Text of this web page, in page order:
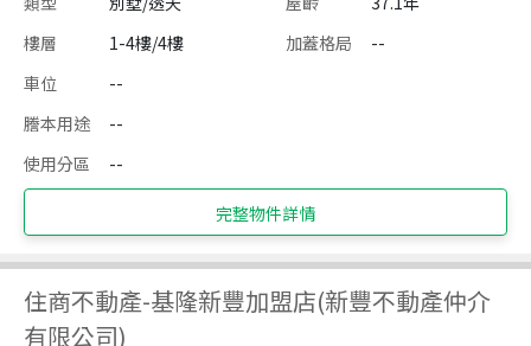
樓層
1-4樓/4樓 加蓋格局
--
車位
--
謄本用途
--
使用分區
--
完整物件詳情
住商不動產-基隆新豐加盟店(新豐不動產仲介
有限公司)